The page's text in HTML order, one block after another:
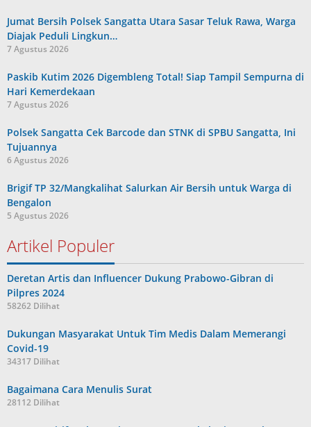
Jumat Bersih Polsek Sangatta Utara Sasar Teluk Rawa, Warga
Diajak Peduli Lingkun…
7 Agustus 2026
Paskib Kutim 2026 Digembleng Total! Siap Tampil Sempurna di
Hari Kemerdekaan
7 Agustus 2026
Polsek Sangatta Cek Barcode dan STNK di SPBU Sangatta, Ini
Tujuannya
6 Agustus 2026
Brigif TP 32/Mangkalihat Salurkan Air Bersih untuk Warga di
Bengalon
5 Agustus 2026
Artikel Populer
Deretan Artis dan Influencer Dukung Prabowo-Gibran di
Pilpres 2024
58262 Dilihat
Dukungan Masyarakat Untuk Tim Medis Dalam Memerangi
Covid-19
34317 Dilihat
Bagaimana Cara Menulis Surat
28112 Dilihat